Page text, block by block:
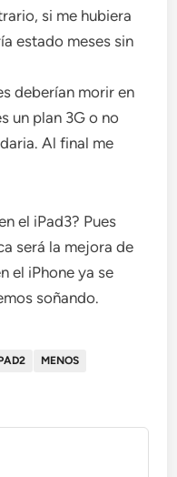
si me hubiera
estado meses sin
deberían morir en
un plan 3G o no
Al final me
el iPad3? Pues
será la mejora de
el iPhone ya se
soñando.
MENOS